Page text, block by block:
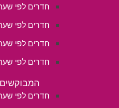
חדרים לפי
חדרים לפי
חדרים לפי שעה
חדרים לפי
חדרים לפי